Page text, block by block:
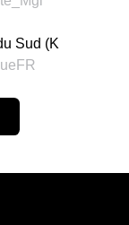
Sud (K
: inside Seoul-
: Corée du